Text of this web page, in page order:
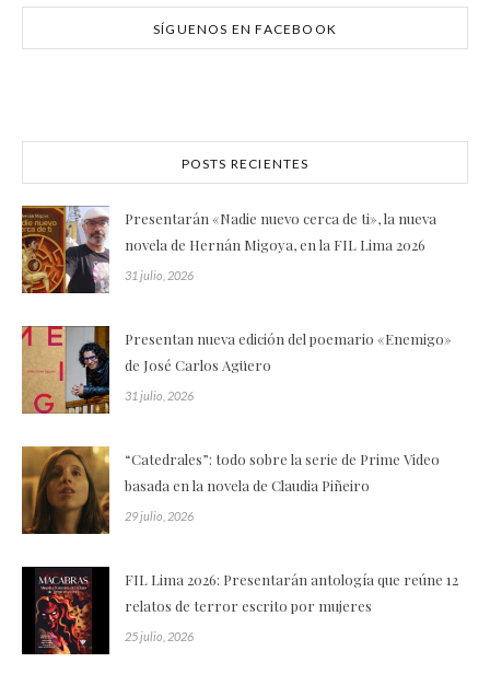
SÍGUENOS EN FACEBOOK
POSTS RECIENTES
Presentarán «Nadie nuevo cerca de ti», la nueva
novela de Hernán Migoya, en la FIL Lima 2026
31 julio, 2026
Presentan nueva edición del poemario «Enemigo»
de José Carlos Agüero
31 julio, 2026
“Catedrales”: todo sobre la serie de Prime Video
basada en la novela de Claudia Piñeiro
29 julio, 2026
FIL Lima 2026: Presentarán antología que reúne 12
relatos de terror escrito por mujeres
25 julio, 2026